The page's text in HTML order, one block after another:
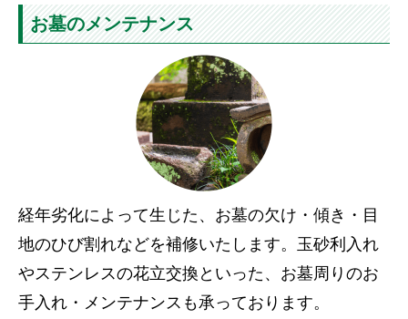
お墓のメンテナンス
経年劣化によって生じた、お墓の欠け・傾き・目
地のひび割れなどを補修いたします。玉砂利入れ
やステンレスの花立交換といった、お墓周りのお
手入れ・メンテナンスも承っております。